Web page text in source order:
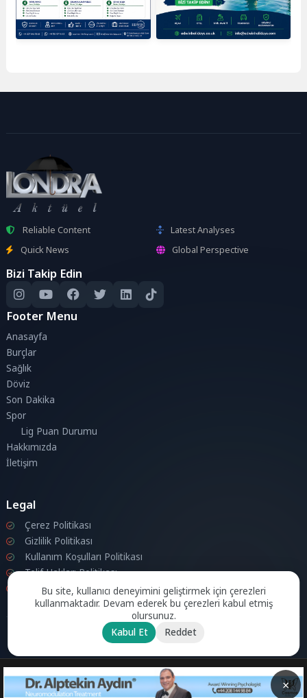
Reliable Content
Latest Analyses
Quick News
Global Perspective
Bizi Takip Edin
Footer Menu
Anasayfa
Burçlar
Sağlık
Döviz
Son Dakika
Spor
Lig Puan Durumu
Hakkımızda
İletişim
Legal
Çerez Politikası
Gizlilik Politikası
Kullanım Koşulları Politikası
Telif Hakları Politikası
İletişim
© 2026 Londra Aktuel Tüm hakları saklıdır.Powered byAksoy
Software LTD
Bu site, kullanıcı deneyimini geliştirmek için çerezleri
kullanmaktadır. Devam ederek bu çerezleri kabul etmiş
olursunuz.
Kabul Et
Reddet